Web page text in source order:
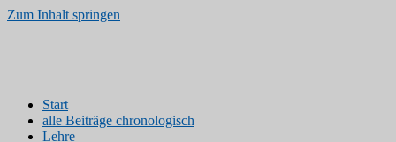
Zum Inhalt springen
Start
alle Beiträge chronologisch
Lehre